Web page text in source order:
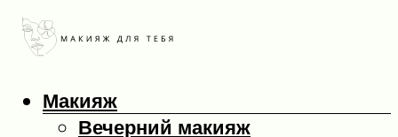
Макияж
Вечерний макияж